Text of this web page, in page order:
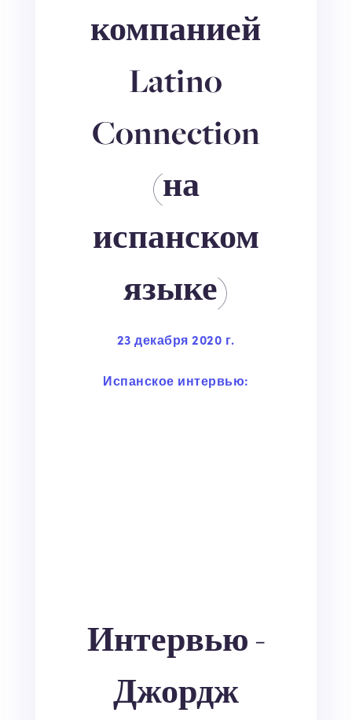
компанией
Latino
Connection
(на
испанском
языке)
23 декабря 2020 г.
Испанское интервью:
Интервью -
Джордж